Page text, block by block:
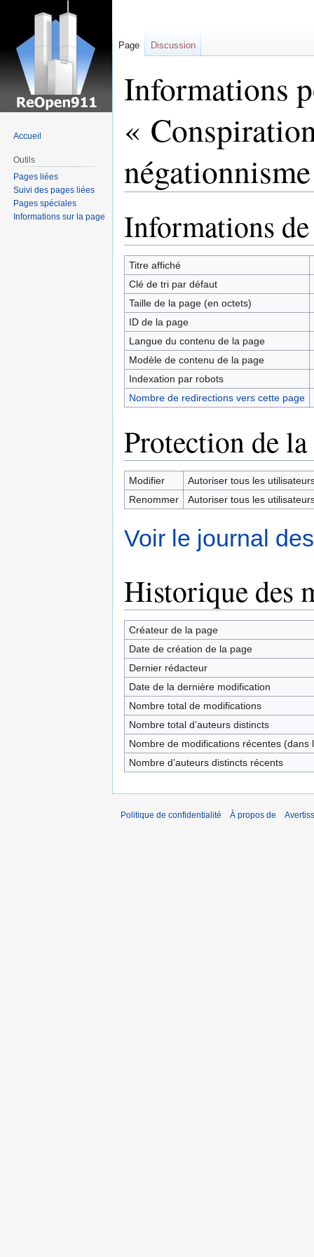
Informations
«
la
navigation
la
recherche
Informations de
Titre affiché
Clé de tri par défaut
Taille de la page (en octets)
ID de la page
Langue du contenu de la page
Modèle de contenu de la page
Indexation par robots
Nombre de redirections vers cette page
Protection de la
Modifier
Autoriser tous les
Renommer
Autoriser tous les
Voir le journal
Historique des
Créateur de la page
Date de création de la page
Dernier rédacteur
Date de la dernière modification
Nombre total de modifications
Nombre total d’auteurs distincts
Nombre de modifications récentes (dans
Nombre d’auteurs distincts récents
Page Discussion
Accueil
Outils
Pages liées
Suivi des pages liées
Pages spéciales
Informations sur la page
Politique de confidentialité À propos de